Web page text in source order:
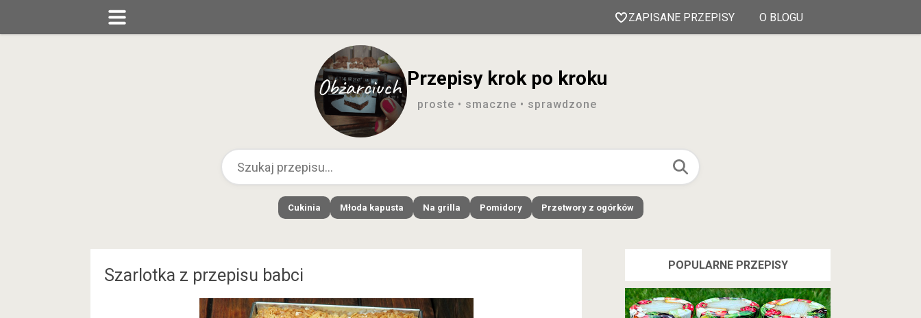
ZAPISANE PRZEPISY O BLOGU
Przepisy krok po kroku
proste • smaczne • sprawdzone
Cukinia Młoda kapusta Na grilla Pomidory Przetwory z ogórków
Szarlotka z przepisu babci
POPULARNE PRZEPISY